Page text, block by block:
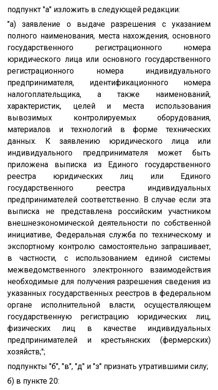
подпункт "а" изложить в следующей редакции:
"а) заявление о выдаче разрешения с указанием
полного наименования, места нахождения, основного
государственного регистрационного номера
юридического лица или основного государственного
регистрационного номера индивидуального
предпринимателя, идентификационного номера
налогоплательщика, а также наименований,
характеристик, целей и места использования
вывозимых контролируемых оборудования,
материалов и технологий в форме технических
данных. К заявлению юридического лица или
индивидуального предпринимателя может быть
приложена выписка из Единого государственного
реестра юридических лиц или Единого
государственного реестра индивидуальных
предпринимателей соответственно. В случае если эта
выписка не представлена российским участником
внешнеэкономической деятельности по собственной
инициативе, Федеральная служба по техническому и
экспортному контролю самостоятельно запрашивает,
в частности, с использованием единой системы
межведомственного электронного взаимодействия
необходимые для получения разрешения сведения из
указанных государственных реестров в федеральном
органе исполнительной власти, осуществляющем
государственную регистрацию юридических лиц,
физических лиц в качестве индивидуальных
предпринимателей и крестьянских (фермерских)
хозяйств;";
подпункты "б", "в", "д" и "з" признать утратившими силу;
б) в пункте 20: